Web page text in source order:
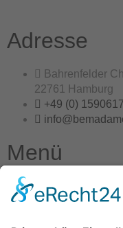
Adresse
Bahrenfelder
22761 Hamburg
+49 (0)
Menü
Home
Shop